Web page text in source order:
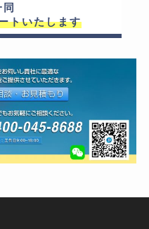
トいたします